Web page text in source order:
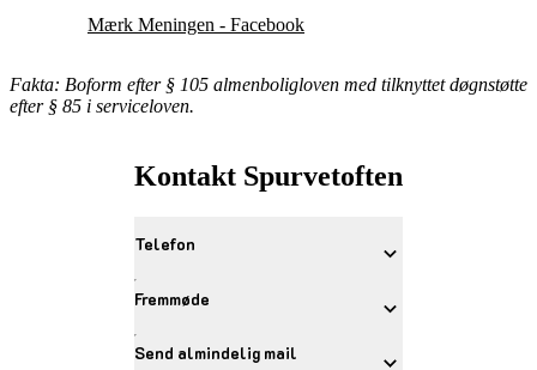
Mærk Meningen - Facebook
Fakta: Boform efter § 105 almenboligloven med tilknyttet døgnstøtte
efter § 85 i serviceloven.
Kontakt Spurvetoften
Telefon
Fremmøde
Send almindelig mail